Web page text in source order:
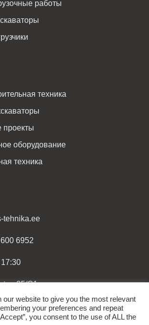
работы
техника
проекты
оборудование
техника
tehnika.ee
6952
tee 25/C1
our website to give you the most relevant
your preferences and repeat
you consent to the use of ALL the